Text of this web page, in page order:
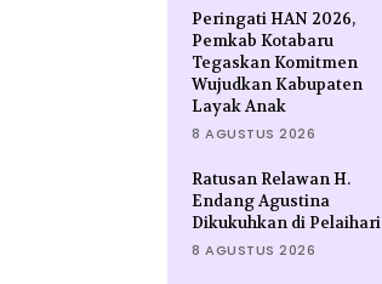
Peringati HAN 2026,
Pemkab Kotabaru
Tegaskan Komitmen
Wujudkan Kabupaten
Layak Anak
8 AGUSTUS 2026
Ratusan Relawan H.
Endang Agustina
Dikukuhkan di Pelaihari
8 AGUSTUS 2026